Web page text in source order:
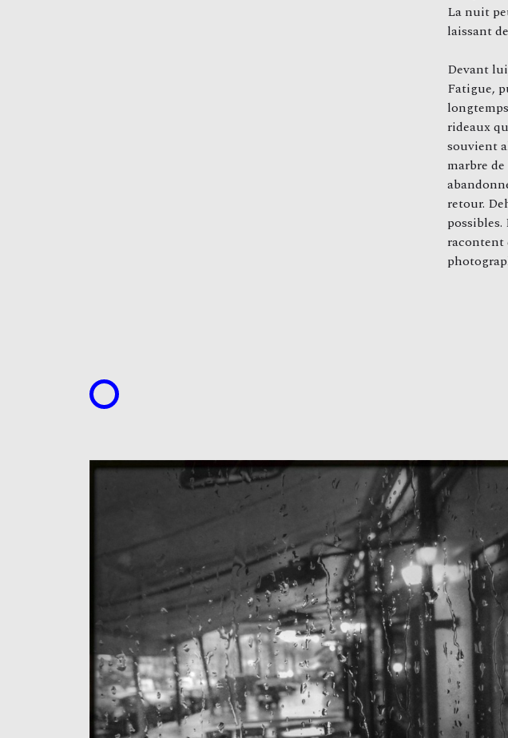
La nuit
laissant
Devant
Fatigue,
rideaux
souvient
marbre
retour.
possibles.
racontent